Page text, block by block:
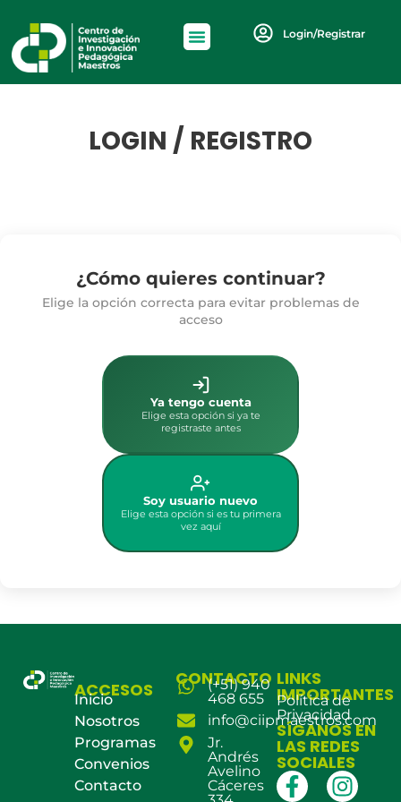
Login/Registrar
LOGIN / REGISTRO
¿Cómo quieres continuar?
Elige la opción correcta para evitar problemas de
acceso
Ya tengo cuenta
Elige esta opción si ya te
registraste antes
Soy usuario nuevo
Elige esta opción si es tu primera
vez aquí
ACCESOS
Inicio
Nosotros
Programas
Convenios
Contacto
CONTACTO
(+51) 940
468 655
info@ciipmaestros.com
Jr.
Andrés
Avelino
Cáceres
LINKS
IMPORTANTES
Política de
Privacidad
SÍGANOS EN
LAS REDES
SOCIALES